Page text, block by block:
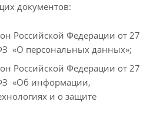
документов:
Российской Федерации от 27
«О персональных данных»;
Российской Федерации от 27
«Об информации,
и о защите